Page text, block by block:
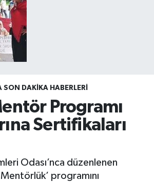
SON DAKIKA HABERLERI
Programı
Sertifikaları
Odası’nca düzenlenen
programını